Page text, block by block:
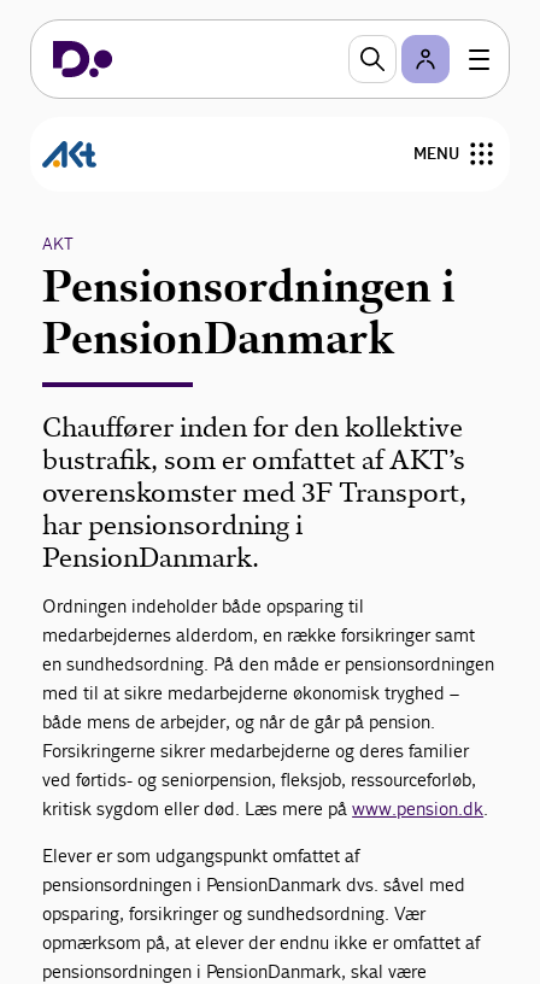
MENU
Om AKT
Nyheder
Overenskomster og personalejura
Viden om
AKT
Pensionsordningen i
PensionDanmark
Chauffører inden for den kollektive
bustrafik, som er omfattet af AKT’s
overenskomster med 3F Transport,
har pensionsordning i
PensionDanmark.
Ordningen indeholder både opsparing til
medarbejdernes alderdom, en række forsikringer samt
en sundhedsordning. På den måde er pensionsordningen
med til at sikre medarbejderne økonomisk tryghed –
både mens de arbejder, og når de går på pension.
Forsikringerne sikrer medarbejderne og deres familier
ved førtids- og seniorpension, fleksjob, ressourceforløb,
kritisk sygdom eller død. Læs mere påwww.pension.dk.
Elever er som udgangspunkt omfattet af
pensionsordningen i PensionDanmark dvs. såvel med
opsparing, forsikringer og sundhedsordning. Vær
opmærksom på, at elever der endnu ikke er omfattet af
pensionsordningen i PensionDanmark, skal være